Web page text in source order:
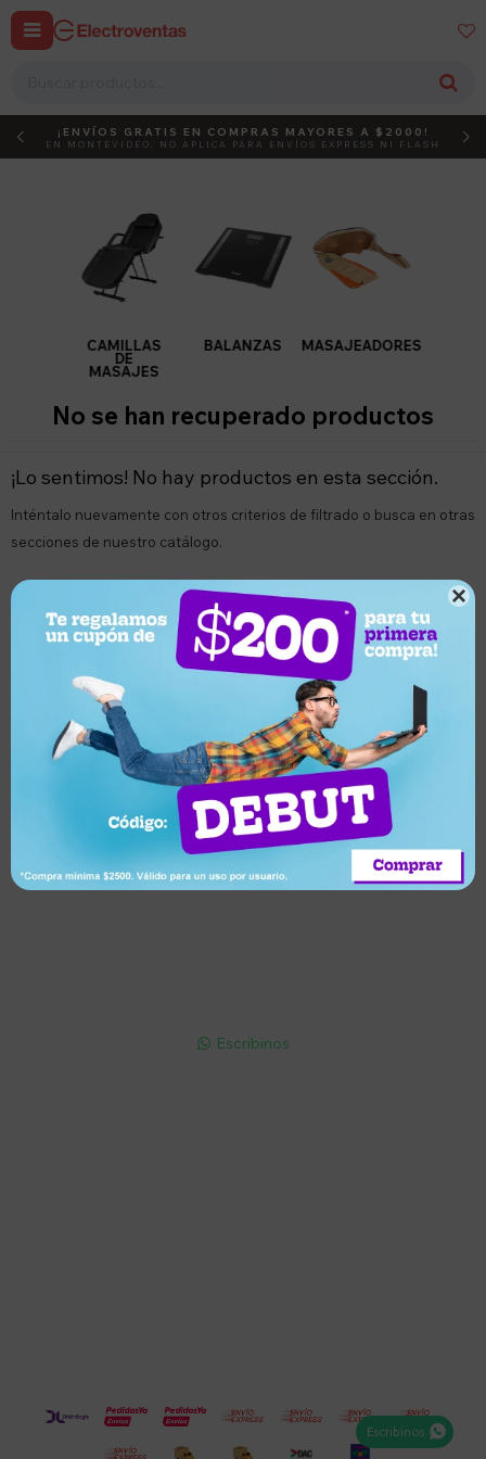

 
DEBUT ACTIVÁ EL CÓDIGO
¡ENVÍOS GRATIS EN COMPRAS MAYORES A $2000!
EN MONTEVIDEO, NO APLICA PARA ENVÍOS EXPRESS NI FLASH
CAMILLAS
DE
MASAJES
BALANZAS MASAJEADORES
No se han recuperado productos
¡Lo sentimos! No hay productos en esta sección.
Inténtalo nuevamente con otros criterios de filtrado o busca en otras
secciones de nuestro catálogo.
Filtrando por: Sillas de ruedas Lumax Quitar filtros
Sillas de ruedas
Suscríbete a nuestro newsletter
Recibí ofertas, novedades y más
Suscribirme
 Escribinos
Escribinos